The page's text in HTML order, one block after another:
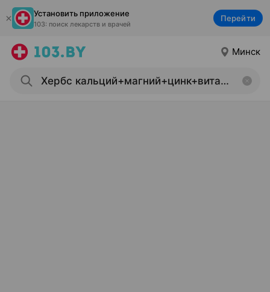
Установить приложение
103: поиск лекарств и врачей
Перейти
Минск